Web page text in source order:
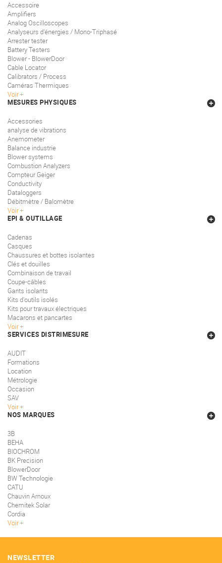
Accessoire
Amplifiers
Analog Oscilloscopes
Analyseurs d'énergies / Mono-Triphasé
Arrester tester
Battery Testers
Blower - BlowerDoor
Cable Locator
Calibrators / Process
Caméras Thermiques
Voir
MESURES PHYSIQUES
Accessories
analyse de vibrations
Anemometer
Balance industrie
Blower systems
Combustion Analyzers
Compteur Geiger
Conductivity
Dataloggers
Débitmètre / Balomètre
Voir
EPI & OUTILLAGE
Cadenas
Casques
Chaussures et bottes isolantes
Clés et douilles
Combinaison de travail
Coupe-câbles
Gants isolants
Kits d'outils isolés
Kits pour travaux électriques
Macarons et pancartes
Voir
SERVICES DISTRIMESURE
AUDIT
Formations
Location
Métrologie
Occasion
SAV
Voir
NOS MARQUES
3B
BEHA
BIOCHROM
BK Precision
BlowerDoor
BW Technologie
CATU
Chauvin Arnoux
Chemitek Solar
Cordia
Voir
NEWSLETTER